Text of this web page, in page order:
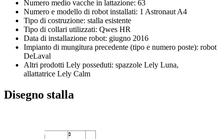
Numero medio vacche in lattazione: 63
Numero e modello di robot installati: 1 Astronaut A4
Tipo di costruzione: stalla esistente
Tipo di collari utilizzati: Qwes HR
Data di installazione robot: giugno 2016
Impianto di mungitura precedente (tipo e numero poste): robot
DeLaval
Altri prodotti Lely posseduti: spazzole Lely Luna,
allattatrice Lely Calm
Disegno stalla